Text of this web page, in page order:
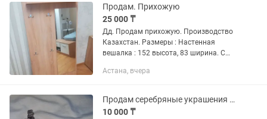
Продам. Прихожую
25 000 ₸
Дд. Продам прихожую. Производство
Казахстан. Размеры : Настенная
вешалка : 152 высота, 83 ширина. С
ширина 83, 35 глубина. Есть полки
Астана, вчера
Продам серебряные украшения 925 пробы браслет
10 000 ₸